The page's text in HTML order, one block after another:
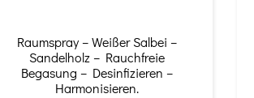
Raumspray – Weißer Salbei –
Sandelholz – Rauchfreie
Begasung – Desinfizieren –
Harmonisieren.